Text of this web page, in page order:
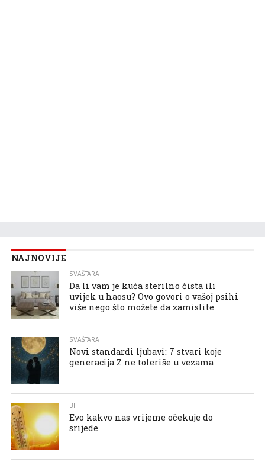
NAJNOVIJE
SVAŠTARA
Da li vam je kuća sterilno čista ili
uvijek u haosu? Ovo govori o vašoj psihi
više nego što možete da zamislite
SVAŠTARA
Novi standardi ljubavi: 7 stvari koje
generacija Z ne toleriše u vezama
BIH
Evo kakvo nas vrijeme očekuje do
srijede